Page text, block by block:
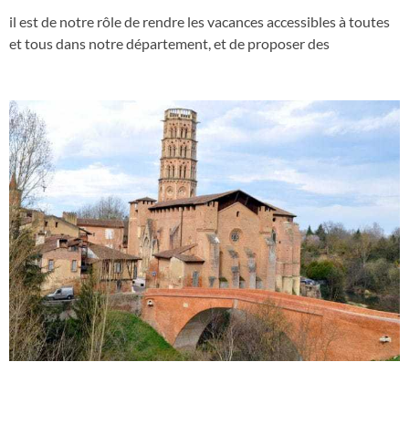
il est de notre rôle de rendre les vacances accessibles à toutes
et tous dans notre département, et de proposer des